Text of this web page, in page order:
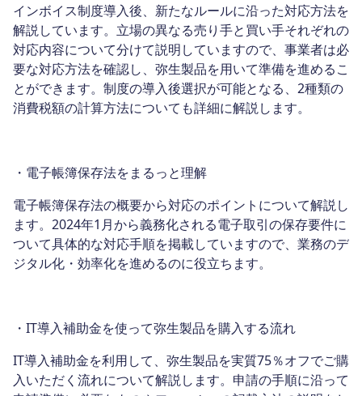
インボイス制度導入後、新たなルールに沿った対応方法を
解説しています。立場の異なる売り手と買い手それぞれの
対応内容について分けて説明していますので、事業者は必
要な対応方法を確認し、弥生製品を用いて準備を進めるこ
とができます。制度の導入後選択が可能となる、2種類の
消費税額の計算方法についても詳細に解説します。
・電子帳簿保存法をまるっと理解
電子帳簿保存法の概要から対応のポイントについて解説し
ます。2024年1月から義務化される電子取引の保存要件に
ついて具体的な対応手順を掲載していますので、業務のデ
ジタル化・効率化を進めるのに役立ちます。
・IT導入補助金を使って弥生製品を購入する流れ
IT導入補助金を利用して、弥生製品を実質75％オフでご購
入いただく流れについて解説します。申請の手順に沿って